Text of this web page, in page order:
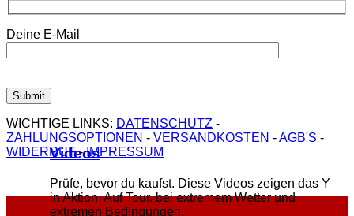
Videos
Prüfe, bevor du kaufst. Diese Videos zeigen das Y
in Aktion. Auf Tour, bei extremem Wetter und
extremen Bedingungen.
Deine E-Mail
WICHTIGE LINKS: DATENSCHUTZ -
ZAHLUNGSOPTIONEN - VERSANDKOSTEN -AGB'S -
WIDERRUF-IMPRESSUM